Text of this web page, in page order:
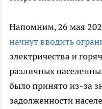
Напомним, 26 мая
начнут вводить
электричества и
различных
было принято из-за
задолженности